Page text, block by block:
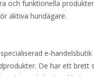
och funktionella
aktiva hundägare.
e-
De har ett brett